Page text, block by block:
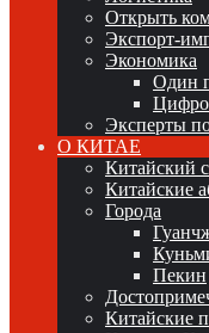
Открыть
Экспорт-
Экономика
Один
Эксперты
О КИТАЕ
Китайский
Китайские
Города
Пекин
Китайские